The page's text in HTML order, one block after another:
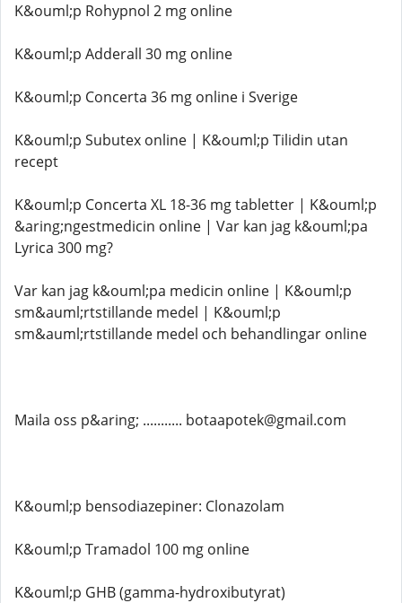
K&ouml;p Rohypnol 2 mg online
K&ouml;p Adderall 30 mg online
K&ouml;p Concerta 36 mg online i Sverige
K&ouml;p Subutex online | K&ouml;p Tilidin utan
recept
K&ouml;p Concerta XL 18-36 mg tabletter | K&ouml;p
&aring;ngestmedicin online | Var kan jag k&ouml;pa
Lyrica 300 mg?
Var kan jag k&ouml;pa medicin online | K&ouml;p
sm&auml;rtstillande medel | K&ouml;p
sm&auml;rtstillande medel och behandlingar online
Maila oss p&aring; ........... botaapotek@gmail.com
K&ouml;p bensodiazepiner: Clonazolam
K&ouml;p Tramadol 100 mg online
K&ouml;p GHB (gamma-hydroxibutyrat)